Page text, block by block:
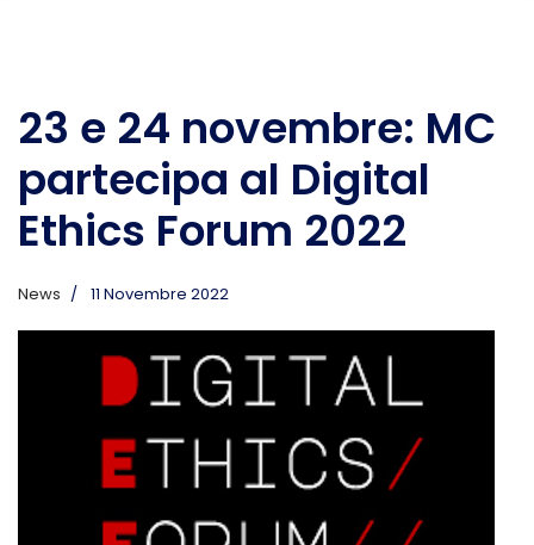
23 e 24 novembre: MC
partecipa al Digital
Ethics Forum 2022
News 11 Novembre 2022